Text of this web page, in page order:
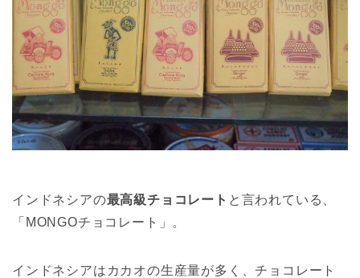
インドネシアの最高級チョコレート と言われている、
「MONGOチョコレート」。
インドネシアはカカオの生産量が多く、チョコレート